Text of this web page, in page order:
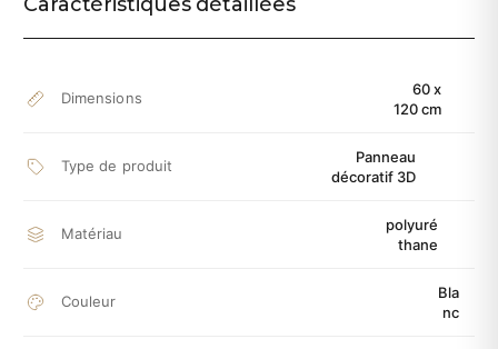
Dimensions
60 x
120 cm
Type de produit
Panneau
décoratif 3D
Matériau
polyuré
thane
Couleur
Bla
nc